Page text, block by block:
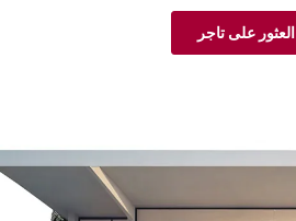
العثور على تاجر